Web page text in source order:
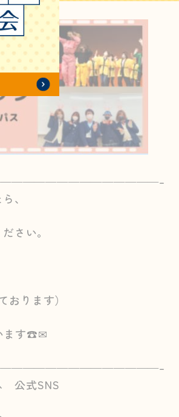
、
さい。
おります）
ます☎✉
公式SNS